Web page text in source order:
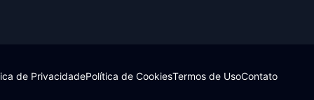
de PrivacidadePolítica de CookiesTermos de UsoContato